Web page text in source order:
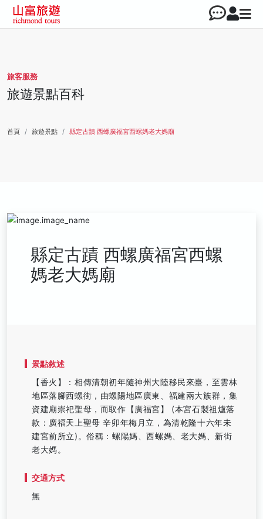
旅客服務
旅遊景點百科
首頁 旅遊景點 縣定古蹟 西螺廣福宮西螺媽老大媽廟
縣定古蹟 西螺廣福宮西螺
媽老大媽廟
景點敘述
【香火】：相傳清朝初年隨神州大陸移民來臺，至雲林
地區落腳西螺街，由螺陽地區廣東、福建兩大族群，集
資建廟崇祀聖母，而取作【廣福宮】 (本宮石製祖爐落
款：廣福天上聖母 辛卯年梅月立，為清乾隆十六年未
建宮前所立)。俗稱：螺陽媽、西螺媽、老大媽、新街
老大媽。
交通方式
無